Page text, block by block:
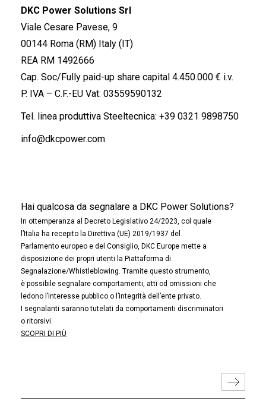
DKC Power Solutions Srl
Viale Cesare Pavese, 9
00144 Roma (RM) Italy (IT)
REA RM 1492666
Cap. Soc/Fully paid-up share capital 4.450.000 € i.v.
P. IVA – C.F.-EU Vat: 03559590132
Tel. linea produttiva Steeltecnica: +39 0321 9898750
info@dkcpower.com
Hai qualcosa da segnalare a DKC Power Solutions?
In ottemperanza al Decreto Legislativo 24/2023, col quale
l’Italia ha recepito la Direttiva (UE) 2019/1937 del
Parlamento europeo e del Consiglio, DKC Europe mette a
disposizione dei propri utenti la Piattaforma di
Segnalazione/Whistleblowing. Tramite questo strumento,
è possibile segnalare comportamenti, atti od omissioni che
ledono l’interesse pubblico o l’integrità dell’ente privato.
I segnalanti saranno tutelati da comportamenti discriminatori
o ritorsivi.
SCOPRI DI PIÙ